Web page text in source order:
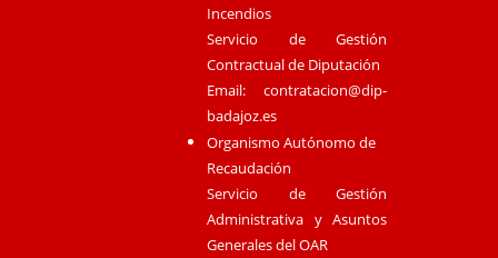
Incendios
Servicio de Gestión
Contractual de Diputación
Email:contratacion@dip-
badajoz.es
Organismo Autónomo de
Recaudación
Servicio de Gestión
Administrativa y Asuntos
Generales del OAR